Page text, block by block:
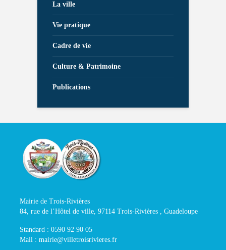
La ville
Vie pratique
Cadre de vie
Culture & Patrimoine
Publications
Mairie de Trois-Rivières
84, rue de l’Hôtel de ville, 97114 Trois-Rivières , Guadeloupe
Standard : 0590 92 90 05
Mail : mairie@villetroisrivieres.fr